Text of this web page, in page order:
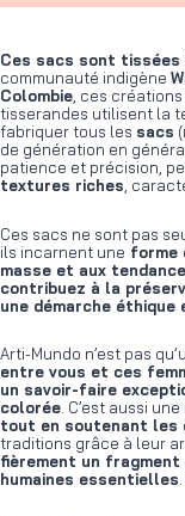
Ces sacs sont tissées
communauté indigène
Colombie , ces
tisserandes utilisent la
fabriquer tous les sacs
de génération en
patience et précision,
textures riches ,
Ces sacs ne sont pas
ils incarnent une forme
masse et aux
contribuez à la
une démarche éthique
Arti-Mundo n’est pas
entre vous et ces
un savoir-faire
colorée. C’est aussi
tout en soutenant les
traditions grâce à leur
fièrement un
humaines essentielles